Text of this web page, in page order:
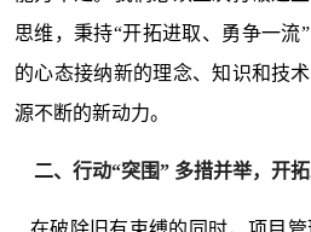
思维，秉持“开拓进取、勇争一流
的心态接纳新的理念、知识和技
源不断的新动力。
二、行动“突围” 多措并举，开